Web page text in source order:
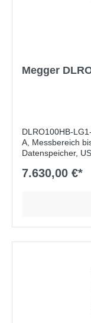
Megger
DLRO100HB-
A, Messbereich
Datenspeicher,
7.630,00 €*